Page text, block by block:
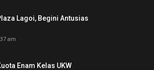
Lagoi, Begini Antusias
am
Enam Kelas UKW